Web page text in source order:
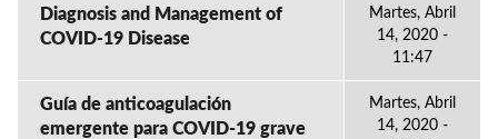
Diagnosis and Management of
COVID-19 Disease
Martes, Abril
14, 2020 -
11:47
Guía de anticoagulación
emergente para COVID-19 grave
Martes, Abril
14, 2020 -